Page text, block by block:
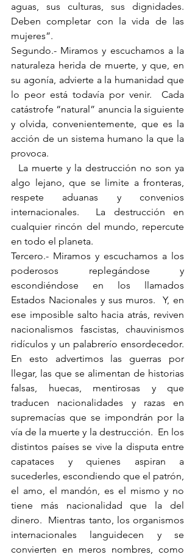
aguas, sus culturas, sus dignidades.
Deben completar con la vida de las
mujeres”.
Segundo.- Miramos y escuchamos a la
naturaleza herida de muerte, y que, en
su agonía, advierte a la humanidad que
lo peor está todavía por venir.  Cada
catástrofe “natural” anuncia la siguiente
y olvida, convenientemente, que es la
acción de un sistema humano la que la
provoca.
algo lejano, que se limite a fronteras,
respete aduanas y convenios
internacionales.  La destrucción en
cualquier rincón del mundo, repercute
en todo el planeta.
Tercero.- Miramos y escuchamos a los
poderosos replegándose y
escondiéndose en los llamados
Estados Nacionales y sus muros.  Y, en
ese imposible salto hacia atrás, reviven
nacionalismos fascistas, chauvinismos
ridículos y un palabrerío ensordecedor.
En esto advertimos las guerras por
llegar, las que se alimentan de historias
falsas, huecas, mentirosas y que
traducen nacionalidades y razas en
supremacías que se impondrán por la
vía de la muerte y la destrucción.  En los
distintos países se vive la disputa entre
capataces y quienes aspiran a
sucederles, escondiendo que el patrón,
el amo, el mandón, es el mismo y no
tiene más nacionalidad que la del
dinero.  Mientras tanto, los organismos
internacionales languidecen y se
convierten en meros nombres, como